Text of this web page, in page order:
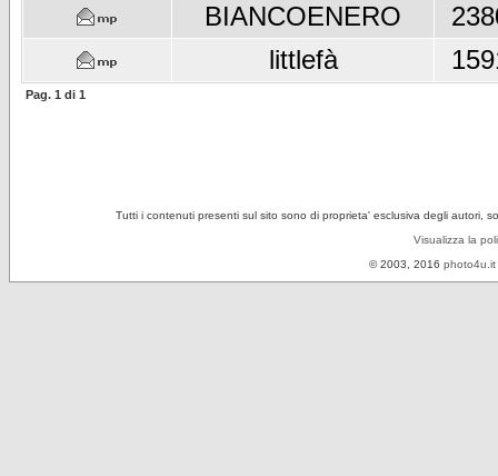
BIANCOENERO
littlefà
Pag. 1 di 1
Tutti i contenuti presenti sul sito sono di proprieta' esclusiva degli autori,
Visualizza la
© 2003, 2016 photo4u.it